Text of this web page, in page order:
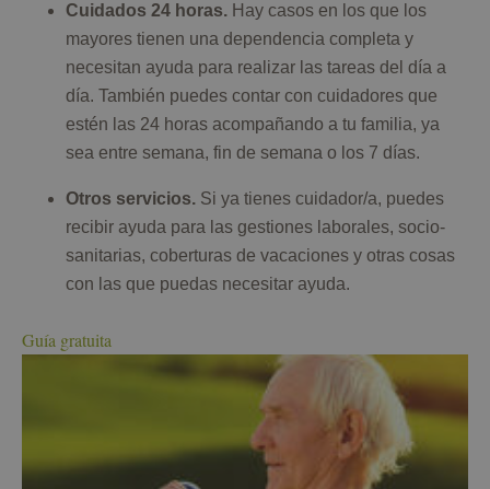
Cuidados 24 horas. Hay casos en los que los
mayores tienen una dependencia completa y
necesitan ayuda para realizar las tareas del día a
día. También puedes contar con cuidadores que
estén las 24 horas acompañando a tu familia, ya
sea entre semana, fin de semana o los 7 días.
Otros servicios. Si ya tienes cuidador/a, puedes
recibir ayuda para las gestiones laborales, socio-
sanitarias, coberturas de vacaciones y otras cosas
con las que puedas necesitar ayuda.
Guía gratuita